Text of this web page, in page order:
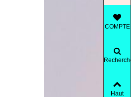
COMPTE
Haut